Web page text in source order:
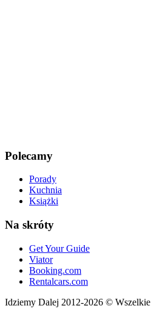
Polecamy
Porady
Kuchnia
Książki
Na skróty
Get Your Guide
Viator
Booking.com
Rentalcars.com
Idziemy Dalej 2012-2026 © Wszelkie